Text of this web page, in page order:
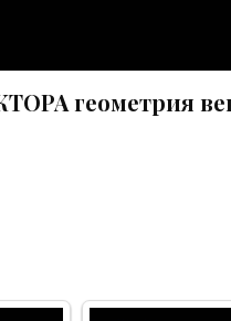
геометрия